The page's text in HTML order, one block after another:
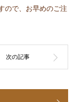
ので、お早めのご注